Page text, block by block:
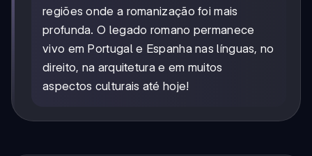
regiões onde a romanização foi mais
profunda. O legado romano permanece
vivo em Portugal e Espanha nas línguas, no
direito, na arquitetura e em muitos
aspectos culturais até hoje!